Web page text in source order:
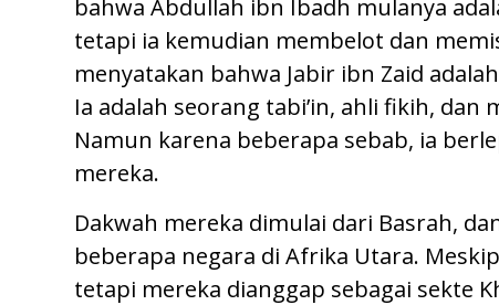
bahwa Abdullah ibn Ibadh mulanya
tetapi ia kemudian membelot dan
menyatakan bahwa Jabir ibn Zaid
Ia adalah seorang tabi’in, ahli fikih,
Namun karena beberapa sebab, ia
mereka.
Dakwah mereka dimulai dari Basrah,
beberapa negara di Afrika Utara.
tetapi mereka dianggap sebagai sekte